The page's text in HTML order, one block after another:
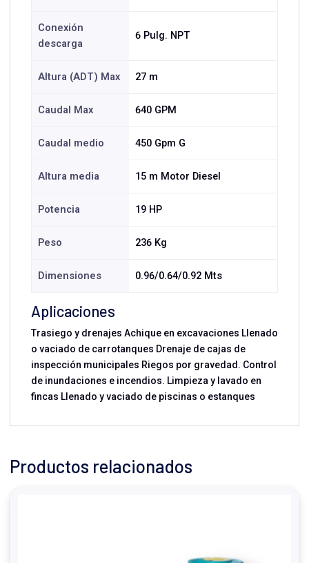
Conexión
descarga
6 Pulg. NPT
Altura (ADT) Max 27 m
Caudal Max 640 GPM
Caudal medio 450 Gpm G
Altura media 15 m Motor Diesel
Potencia 19 HP
Peso 236 Kg
Dimensiones 0.96/0.64/0.92 Mts
Aplicaciones
Trasiego y drenajes Achique en excavaciones Llenado
o vaciado de carrotanques Drenaje de cajas de
inspección municipales Riegos por gravedad. Control
de inundaciones e incendios. Limpieza y lavado en
fincas Llenado y vaciado de piscinas o estanques
Productos relacionados